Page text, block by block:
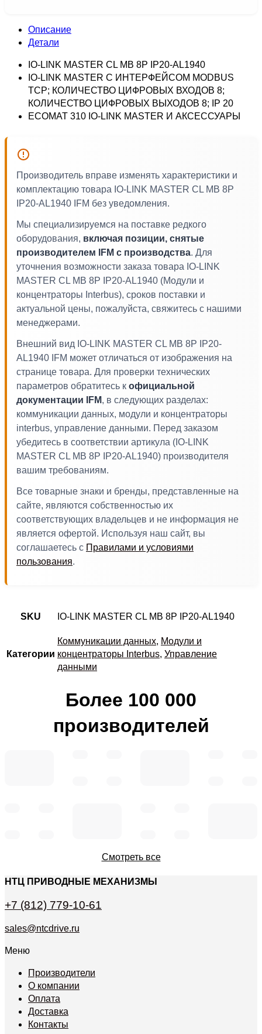
Описание
Детали
IO-LINK MASTER CL MB 8P IP20-AL1940
IO-LINK MASTER С ИНТЕРФЕЙСОМ MODBUS
TCP; КОЛИЧЕСТВО ЦИФРОВЫХ ВХОДОВ 8;
КОЛИЧЕСТВО ЦИФРОВЫХ ВЫХОДОВ 8; IP 20
ECOMAT 310 IO-LINK MASTER И АКСЕССУАРЫ
Производитель вправе изменять характеристики и
комплектацию товара IO-LINK MASTER CL MB 8P
IP20-AL1940 IFM без уведомления.
Мы специализируемся на поставке редкого
оборудования, включая позиции, снятые
производителем IFM с производства. Для
уточнения возможности заказа товара IO-LINK
MASTER CL MB 8P IP20-AL1940 (Модули и
концентраторы Interbus), сроков поставки и
актуальной цены, пожалуйста, свяжитесь с нашими
менеджерами.
Внешний вид IO-LINK MASTER CL MB 8P IP20-
AL1940 IFM может отличаться от изображения на
странице товара. Для проверки технических
параметров обратитесь к официальной
документации IFM, в следующих разделах:
коммуникации данных, модули и концентраторы
interbus, управление данными. Перед заказом
убедитесь в соответствии артикула (IO-LINK
MASTER CL MB 8P IP20-AL1940) производителя
вашим требованиям.
Все товарные знаки и бренды, представленные на
сайте, являются собственностью их
соответствующих владельцев и не информация не
является офертой. Используя наш сайт, вы
соглашаетесь с Правилами и условиями
пользования.
SKU IO-LINK MASTER CL MB 8P IP20-AL1940
Категории
Коммуникации данных, Модули и
концентраторы Interbus, Управление
данными
Более 100 000
производителей
Смотреть все
НТЦ ПРИВОДНЫЕ МЕХАНИЗМЫ
+7 (812) 779-10-61
sales@ntcdrive.ru
Меню
Производители
О компании
Оплата
Доставка
Контакты